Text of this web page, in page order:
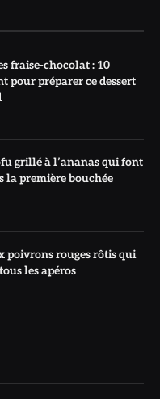
fraise-chocolat : 10
pour préparer ce dessert
grillé à l’ananas qui font
la première bouchée
poivrons rouges rôtis qui
les apéros